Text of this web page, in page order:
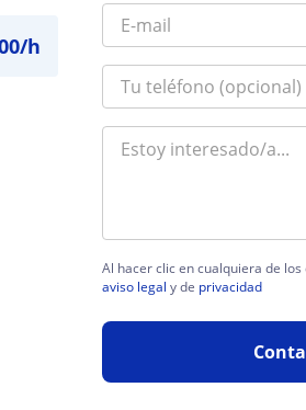
/h
Al hacer clic en cualquiera de
aviso legal y de privacidad